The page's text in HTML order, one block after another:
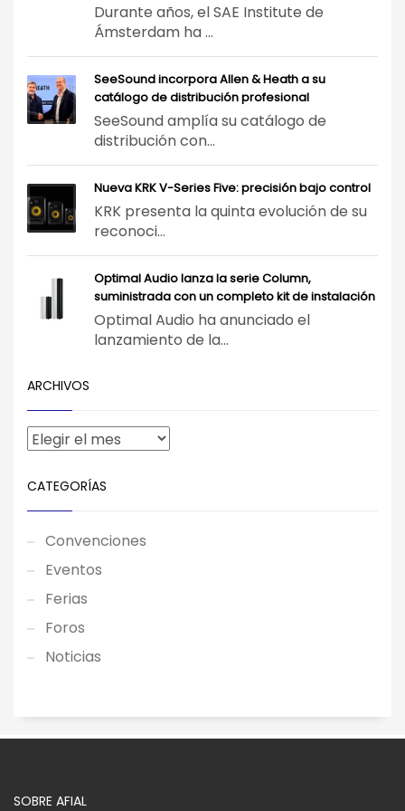
Durante años, el SAE Institute de
Ámsterdam ha ...
SeeSound incorpora Allen & Heath a su
catálogo de distribución profesional
SeeSound amplía su catálogo de
distribución con...
Nueva KRK V-Series Five: precisión bajo control
KRK presenta la quinta evolución de su
reconoci...
Optimal Audio lanza la serie Column,
suministrada con un completo kit de instalación
Optimal Audio ha anunciado el
lanzamiento de la...
ARCHIVOS
CATEGORÍAS
Convenciones
Eventos
Ferias
Foros
Noticias
SOBRE AFIAL